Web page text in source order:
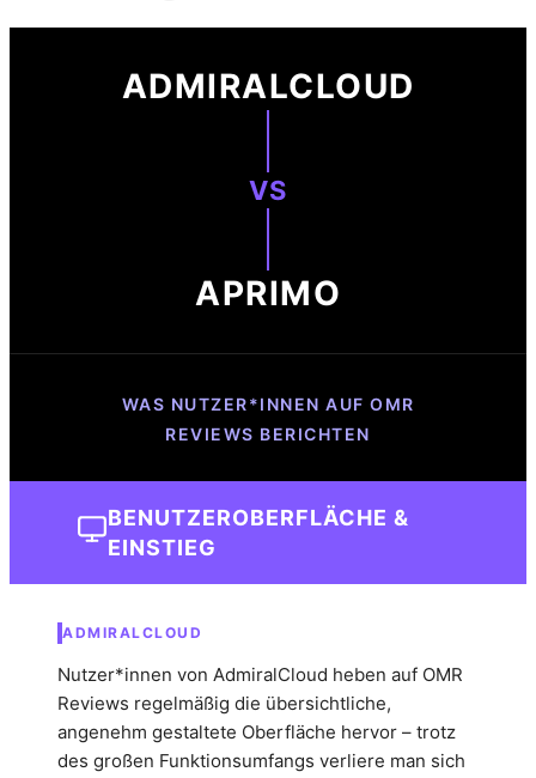
ADMIRALCLOUD
VS
APRIMO
WAS NUTZER*INNEN AUF OMR
REVIEWS BERICHTEN
BENUTZEROBERFLÄCHE &
EINSTIEG
ADMIRALCLOUD
Nutzer*innen von AdmiralCloud heben auf OMR
Reviews regelmäßig die übersichtliche,
angenehm gestaltete Oberfläche hervor – trotz
des großen Funktionsumfangs verliere man sich